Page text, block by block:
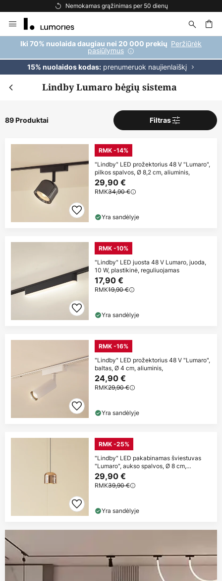
Nemokamas pristatymas užsakymams, viršijantiems 69 €
to
Content
Iki 70% nuolaida daugiau nei 20 000 prekių Peržiūrėk
pasiūlymus
15% nuolaidos kodas:prenumeruok naujienlaiškį
Lindby Lumaro bėgių sistema
89 Produktai Filtras
RMK -14%
"Lindby" LED prožektorius 48 V "Lumaro",
pilkos spalvos, Ø 8,2 cm, aliuminis,
29,90 €
RMK34,90 €
Yra sandėlyje
RMK -10%
"Lindby" LED juosta 48 V Lumaro, juoda,
10 W, plastikinė, reguliuojamas
17,90 €
RMK19,90 €
Yra sandėlyje
RMK -16%
"Lindby" LED prožektorius 48 V "Lumaro",
baltas, Ø 4 cm, aliuminis,
24,90 €
RMK29,90 €
Yra sandėlyje
RMK -25%
"Lindby" LED pakabinamas šviestuvas
"Lumaro", aukso spalvos, Ø 8 cm,
aliuminis,
29,90 €
RMK39,90 €
Yra sandėlyje